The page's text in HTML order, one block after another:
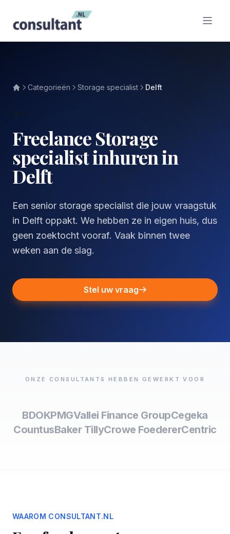
Categorieën Storage specialist Delft
Freelance Storage
specialist inhuren in
Delft
Een senior storage specialist die jouw vraagstuk
in Delft oppakt. We hebben ze in eigen huis, dus
geen zoektocht vooraf. Vaak binnen twee
weken aan de slag.
Stel uw vraag
ONZE CONSULTANTS HEBBEN GEWERKT VOOR
BDOKPMGVallei Finance GroupCegeka
CountusBaker TillyCrowe FoedererCentric
WAAROM CONSULTANT.NL